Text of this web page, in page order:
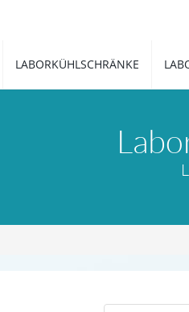
LABORKÜHLSCHRÄNKE